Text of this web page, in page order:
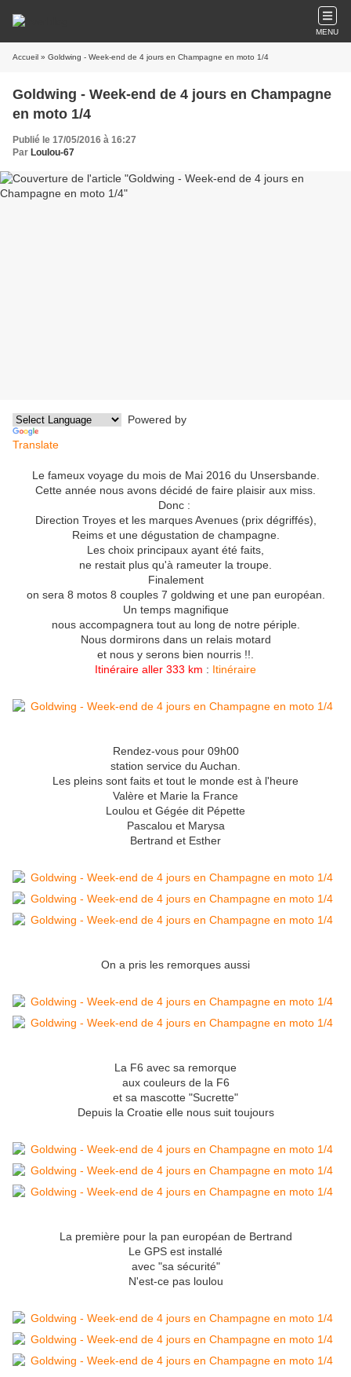
MENU
Accueil » Goldwing - Week-end de 4 jours en Champagne en moto 1/4
Goldwing - Week-end de 4 jours en Champagne
en moto 1/4
Publié le 17/05/2016 à 16:27
Par Loulou-67
Powered by
Translate
Le fameux voyage du mois de Mai 2016 du Unsersbande.
Cette année nous avons décidé de faire plaisir aux miss.
Donc :
Direction Troyes et les marques Avenues (prix dégriffés),
Reims et une dégustation de champagne.
Les choix principaux ayant été faits,
ne restait plus qu'à rameuter la troupe.
Finalement
on sera 8 motos 8 couples 7 goldwing et une pan européan.
Un temps magnifique
nous accompagnera tout au long de notre périple.
Nous dormirons dans un relais motard
et nous y serons bien nourris !!.
Itinéraire aller 333 km : Itinéraire
Rendez-vous pour 09h00
station service du Auchan.
Les pleins sont faits et tout le monde est à l'heure
Valère et Marie la France
Loulou et Gégée dit Pépette
Pascalou et Marysa
Bertrand et Esther
On a pris les remorques aussi
La F6 avec sa remorque
aux couleurs de la F6
et sa mascotte "Sucrette"
Depuis la Croatie elle nous suit toujours
La première pour la pan européan de Bertrand
Le GPS est installé
avec "sa sécurité"
N'est-ce pas loulou